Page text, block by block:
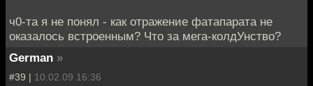
ч0-та я не понял - как отражение фатапарата не
оказалось встроенным? Что за мега-колдУнство?
German »
#39 | 10.02.09 16:36